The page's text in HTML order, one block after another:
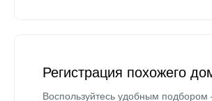
Регистрация похожего
Воспользуйтесь удобным